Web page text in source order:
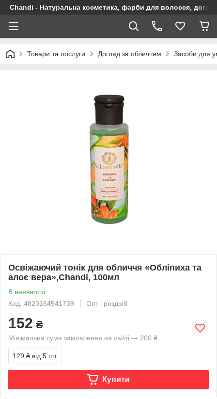
Chandi - Натуральна косметика, фарби для волосся,
Товари та послуги Догляд за обличчям Засоби для
Освіжаючий тонік для обличчя «Обліпиха та
алоє вера»,Chandi, 100мл
В наявності
Код: 4820164541739
Опт і роздріб
152 ₴
Мінімальна сума замовлення на сайті — 200 ₴
129 ₴ від 5 шт.
Купити